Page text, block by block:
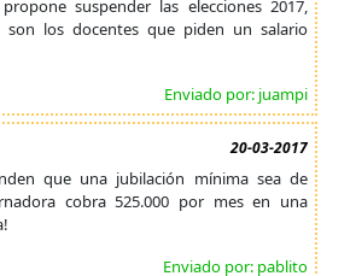
suspender las elecciones 2017,
son los docentes que piden un salario
Enviado por: juampi
20-03-2017
que una jubilación mínima sea de
cobra 525.000 por mes en una
Enviado por: pablito